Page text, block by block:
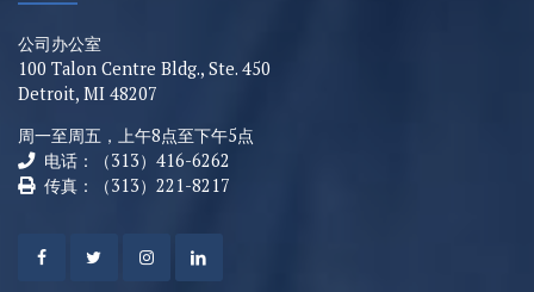
公司办公室
100 Talon Centre Bldg., Ste. 450
Detroit, MI 48207
周一至周五，上午8点至下午5点
电话：（313）416-6262
传真：（313）221-8217